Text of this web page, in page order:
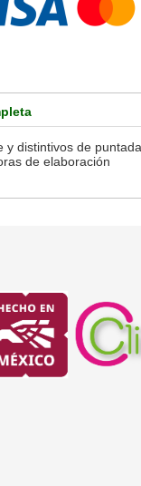
y distintivos de
de elaboración